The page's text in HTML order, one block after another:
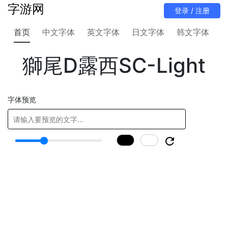
字游网
首页 中文字体 英文字体 日文字体 韩文字体
獅尾D露西SC-Light
字体预览